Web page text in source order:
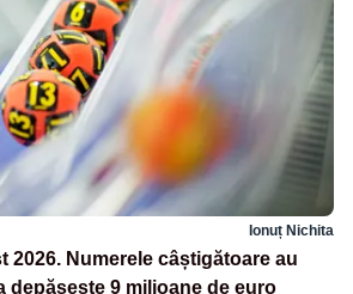
Ionuț Nichita
2026. Numerele câștigătoare au
depășește 9 milioane de euro